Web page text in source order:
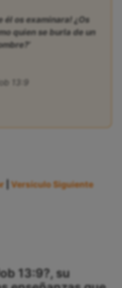
él os examinara! ¿Os
quien se burla de un
13:9
Versículo Siguiente
13:9?, su